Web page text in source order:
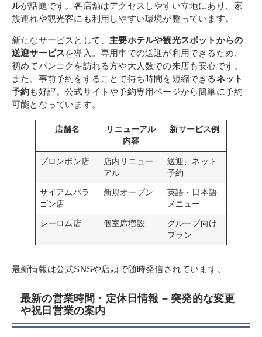
ルが話題です。各店舗はアクセスしやすい立地にあり、家
族連れや観光客にも利用しやすい環境が整っています。
新たなサービスとして、 主要ホテルや観光スポットからの
送迎サービスを導入。専用車での送迎が利用できるため、
初めてバンコクを訪れる方や大人数での来店も安心です。
また、事前予約をすることで待ち時間を短縮できるネット
予約も好評。公式サイトや予約専用ページから簡単に予約
可能となっています。
店舗名
リニューアル
内容
新サービス例
プロンポン店
店内リニュー
アル
送迎、ネット
予約
サイアムパラ
ゴン店
新規オープン
英語・日本語
メニュー
シーロム店 個室席増設
グループ向け
プラン
最新情報は公式SNSや店頭で随時発信されています。
最新の営業時間・定休日情報 – 突発的な変更
や祝日営業の案内